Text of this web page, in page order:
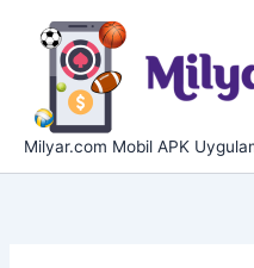
Milyar.com Mobil APK